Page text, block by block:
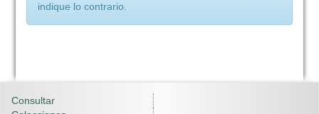
indique lo contrario.
Consultar